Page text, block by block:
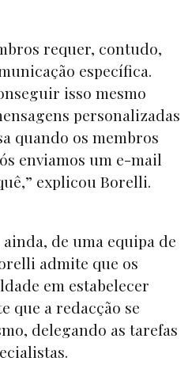
requer, contudo,
específica.
isso mesmo
personalizadas
quando os membros
enviamos um e-mail
explicou Borelli.
ainda, de uma equipa de
admite que os
em estabelecer
que a redacção se
delegando as tarefas